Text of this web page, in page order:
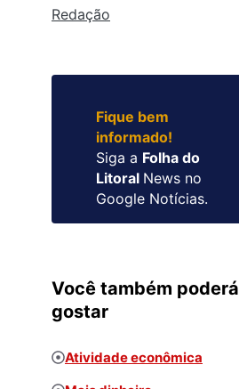
Redação
Fique bem
informado!
Siga a Folha do
Litoral News no
Google Notícias.
Você também poderá
gostar
Atividade econômica